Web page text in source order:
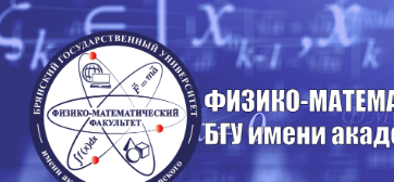
Перейти
к
содержимому